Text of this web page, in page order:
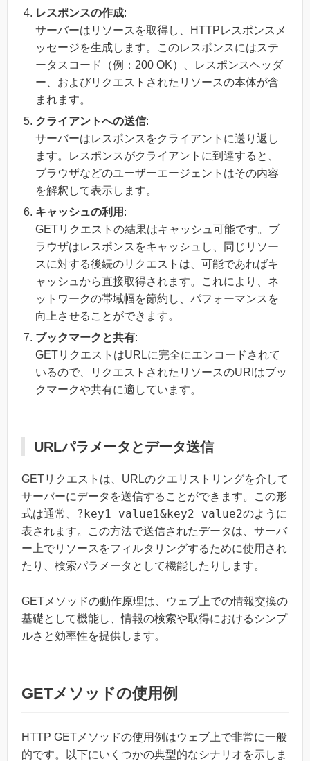
レスポンスの作成:
サーバーはリソースを取得し、HTTPレスポンスメ
ッセージを生成します。このレスポンスにはステ
ータスコード（例：200 OK）、レスポンスヘッダ
ー、およびリクエストされたリソースの本体が含
まれます。
クライアントへの送信:
サーバーはレスポンスをクライアントに送り返し
ます。レスポンスがクライアントに到達すると、
ブラウザなどのユーザーエージェントはその内容
を解釈して表示します。
キャッシュの利用 :
GETリクエストの結果はキャッシュ可能です。ブ
ラウザはレスポンスをキャッシュし、同じリソー
スに対する後続のリクエストは、可能であればキ
ャッシュから直接取得されます。これにより、ネ
ットワークの帯域幅を節約し、パフォーマンスを
向上させることができます。
ブックマークと共有:
GETリクエストはURLに完全にエンコードされて
いるので、リクエストされたリソースのURIはブッ
クマークや共有に適しています。
URLパラメータとデータ送信
GETリクエストは、URLのクエリストリングを介して
サーバーにデータを送信することができます。この形
式は通常、
?key1=value1&key2=value2のように
表されます。この方法で送信されたデータは、サーバ
ー上でリソースをフィルタリングするために使用され
たり、検索パラメータとして機能したりします。
GETメソッドの動作原理は、ウェブ上での情報交換の
基礎として機能し、情報の検索や取得におけるシンプ
ルさと効率性を提供します。
GETメソッドの使用例
HTTP GETメソッドの使用例はウェブ上で非常に一般
的です。以下にいくつかの典型的なシナリオを示しま